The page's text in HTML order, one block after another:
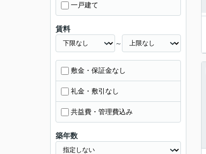
一戸建て
賃料
～
敷金・保証金なし
礼金・敷引なし
共益費・管理費込み
築年数